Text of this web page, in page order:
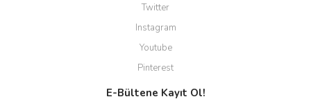
Twitter
Instagram
Youtube
Pinterest
E-Bültene Kayıt Ol!